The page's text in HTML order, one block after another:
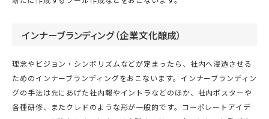
インナーブランディング（企業文化醸成）
理念やビジョン・シンボリズムなどが定まったら、社内へ浸透させる
ためのインナーブランディングをおこないます。インナーブランディン
グの手法は先にあげた社内報やイントラなどのほか、社内ポスターや
各種研修、またクレドのような形が一般的です。コーポレートアイデ